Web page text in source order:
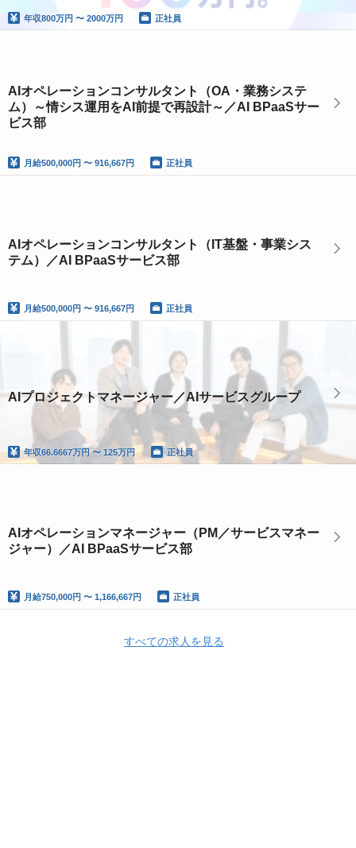
年収800万円 〜 2000万円 正社員
AIオペレーションコンサルタント（OA・業務システ
ム）～情シス運用をAI前提で再設計～／AI BPaaSサー
ビス部
月給500,000円 〜 916,667円 正社員
AIオペレーションコンサルタント（IT基盤・事業シス
テム）／AI BPaaSサービス部
月給500,000円 〜 916,667円 正社員
AIプロジェクトマネージャー／AIサービスグループ
年収66.6667万円 〜 125万円 正社員
AIオペレーションマネージャー（PM／サービスマネー
ジャー）／AI BPaaSサービス部
月給750,000円 〜 1,166,667円 正社員
すべての求人を見る